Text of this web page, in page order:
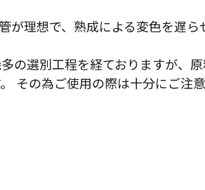
が理想で、熟成による変色を遅ら
多の選別工程を経ておりますが、
その為ご使用の際は十分にご注